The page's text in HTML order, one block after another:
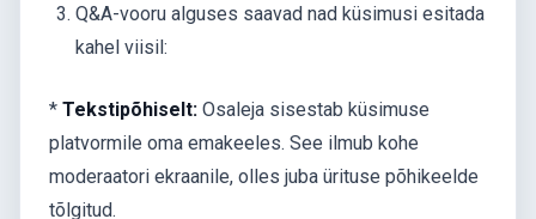
Q&A-vooru alguses saavad nad küsimusi esitada
kahel viisil:
* Tekstipõhiselt: Osaleja sisestab küsimuse
platvormile oma emakeeles. See ilmub kohe
moderaatori ekraanile, olles juba ürituse põhikeelde
tõlgitud.